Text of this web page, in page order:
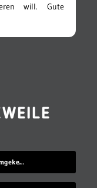
will. Gute
Slime Tango ist wie Tauziehen, nur umgekehrt